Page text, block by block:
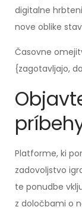
digitalne
nove oblike
Časovne
{zagotavljajo,
Platforme, ki
zadovoljstvo
te ponudbe
z določbami o